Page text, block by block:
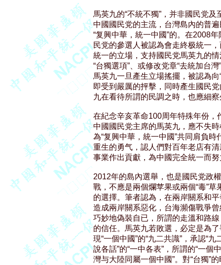
馬英九的“不統不獨”，并非國民党
中國國民党的主流，台灣島內的普
“复興中華，統一中國”的。在2008
民党的參選人被認為會走終极統一
統一的立場，支持國民党馬英九的
“台獨選項”、或修改党章“去統加台
馬英九一旦產生立場搖擺，被認為
即受到嚴厲的抨擊，同時產生國民
九在看待所謂的民調之時，也應細
在紀念辛亥革命100周年特殊年份
中國國民党主席的馬英九，應不失
為“复興中華，統一中國”共同肩負
重生的勇气，認人們對百年老店有
事業作出貢獻，為中國完全統一而
2012年的島內選舉，也是國民党政
戰，不應是兩個爛苹果或兩個“毒”草
的選擇。筆者認為，在兩岸關系和
造成兩岸關系惡化，台海瀕傷戰爭
巧妙地偽裝自已，所謂的走溫和路
的信任。馬英九若敗選，必定是為
現“一個中國”的“九二共識”，承認“
說各話”的“一中各表”，所謂的“一個
灣与大陸同屬一個中國”。對“台獨”